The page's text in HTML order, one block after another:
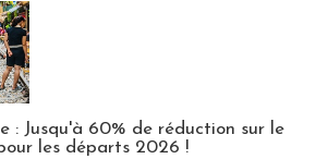
: Jusqu'à 60% de réduction sur le
les départs 2026 !